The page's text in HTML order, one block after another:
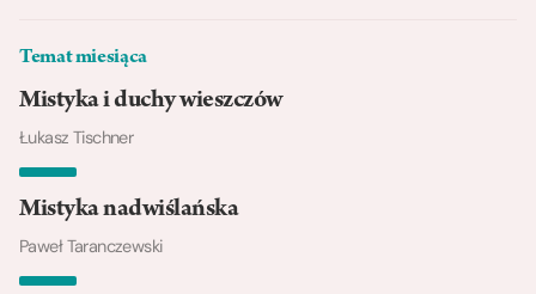
Temat miesiąca
Mistyka i duchy wieszczów
Łukasz Tischner
Mistyka nadwiślańska
Paweł Taranczewski